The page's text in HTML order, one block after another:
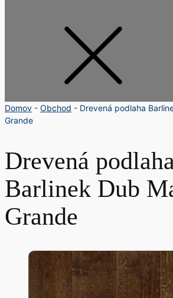
Domov - Obchod - Drevená podlaha
Grande
Drevená podlaha
Barlinek Dub
Grande